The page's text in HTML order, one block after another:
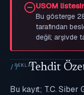
USOM
Bu gösterge
tarafından
değil; arşivde
Tehdit
Bu kayıt; T.C. Siber